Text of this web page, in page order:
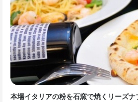
本場イタリアの粉を石窯で焼くリーズ
まかない・食事補助あり 制服貸与 社内イベン
特徴
未経験者歓迎 独立希望者歓迎 フ
駅チカ(徒歩5分以内)
小さなお店(20席未満) 即日